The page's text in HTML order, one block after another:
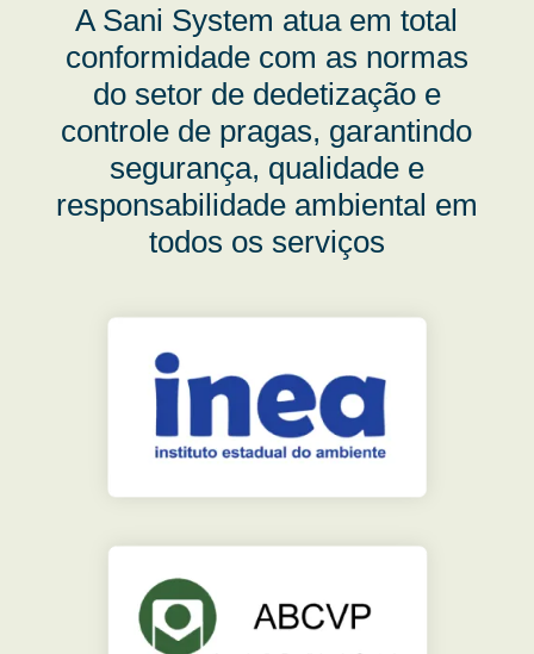
A Sani System atua em total
conformidade com as normas
do setor de dedetização e
controle de pragas, garantindo
segurança, qualidade e
responsabilidade ambiental em
todos os serviços